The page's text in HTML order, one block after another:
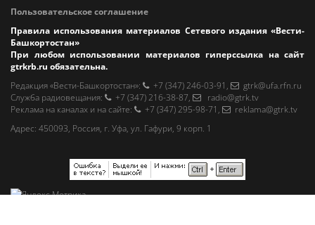
Пользовательское соглашение
Правила использования материалов Сетевого издания «Вести-
Башкортостан»
При любом использовании материалов гиперссылка на сайт
gtrkrb.ru обязательна.
Редакция «Вести-Башкортостан»: +7 (347) 246-03-91 ,
gtrk@ufa.rfn.ru
Cлужба радиовещания: +7 (347) 216-38-87,
radio@gtrk.tv
Реклама на каналах и на сайте: +7 (347) 295-98-71 ,
reklama@gtrk.tv
Адрес: 450093, Россия, г. Уфа, ул. Гафури, 9 корп. 1